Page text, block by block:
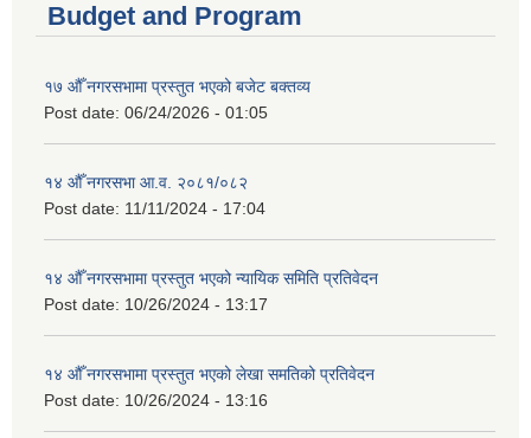
Budget and Program
१७ औँ नगरसभामा प्रस्तुत भएको बजेट बक्तव्य
Post date: 06/24/2026 - 01:05
१४ औँ नगरसभा आ.व. २०८१/०८२
Post date: 11/11/2024 - 17:04
१४ औँ नगरसभामा प्रस्तुत भएको न्यायिक समिति प्रतिवेदन
Post date: 10/26/2024 - 13:17
१४ औँ नगरसभामा प्रस्तुत भएको लेखा समतिको प्रतिवेदन
Post date: 10/26/2024 - 13:16